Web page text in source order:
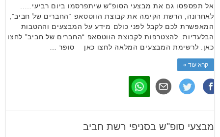
אל תפספסו גם את מבצעי הסופ"ש שיתפרסמו ביום רביעי…..
לאחרונה, הרשת הקימה את קבוצת הווטסאפ “החברים של חביב”,
המאפשרת לכם לקבל לפני כולם מידע על המבצעים וההטבות
הבלעדיות. להצטרפות לקבוצת הווטסאפ “החברים של חביב” לחצו
כאן. לרשימת המבצעים המלאה לחצו כאן סופר …
קרא עוד »
מבצעי סופ"ש בסניפי רשת חביב